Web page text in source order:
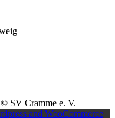
SV Cramme e. V.